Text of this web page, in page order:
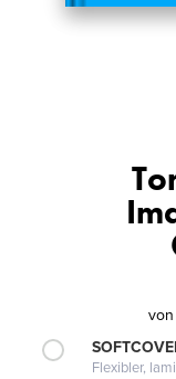
von
Flexibler,